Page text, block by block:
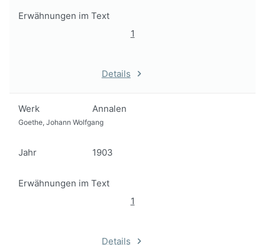
Erwähnungen im Text
1
Details
Werk Annalen
Goethe, Johann Wolfgang
Jahr 1903
Erwähnungen im Text
1
Details